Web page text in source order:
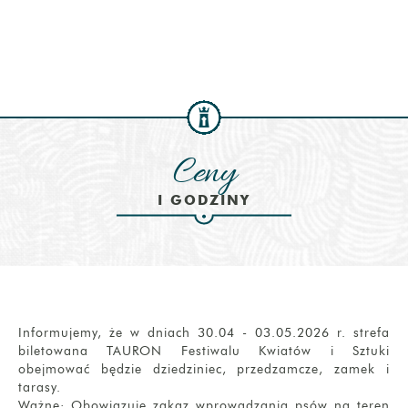
Ceny
I GODZINY
Informujemy, że w dniach 30.04 - 03.05.2026 r. strefa
biletowana TAURON Festiwalu Kwiatów i Sztuki
obejmować będzie dziedziniec, przedzamcze, zamek i
tarasy.